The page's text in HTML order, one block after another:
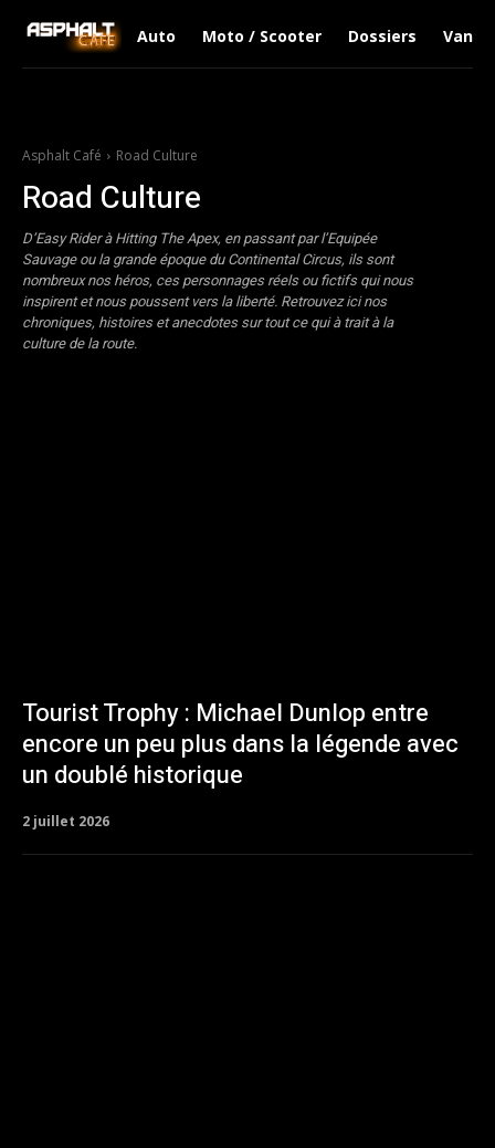
Auto Moto / Scooter Dossiers Van
Asphalt Café Road Culture
Road Culture
D’Easy Rider à Hitting The Apex, en passant par l’Equipée
Sauvage ou la grande époque du Continental Circus, ils sont
nombreux nos héros, ces personnages réels ou fictifs qui nous
inspirent et nous poussent vers la liberté. Retrouvez ici nos
chroniques, histoires et anecdotes sur tout ce qui à trait à la
culture de la route.
Tourist Trophy : Michael Dunlop entre
encore un peu plus dans la légende avec
un doublé historique
2 juillet 2026